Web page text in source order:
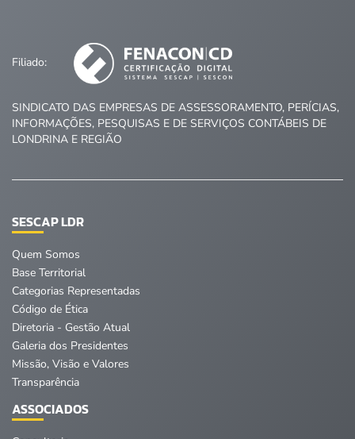
Filiado:
SINDICATO DAS EMPRESAS DE ASSESSORAMENTO, PERÍCIAS,
INFORMAÇÕES, PESQUISAS E DE SERVIÇOS CONTÁBEIS DE
LONDRINA E REGIÃO
SESCAP LDR
Quem Somos
Base Territorial
Categorias Representadas
Código de Ética
Diretoria - Gestão Atual
Galeria dos Presidentes
Missão, Visão e Valores
Transparência
ASSOCIADOS